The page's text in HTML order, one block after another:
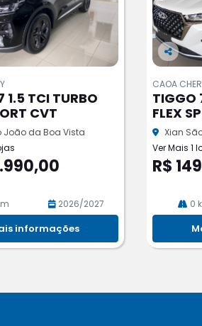
1.5 TCI TURBO
CVT
João da Boa Vista
2026/2027
informações
Co
pa
rtil
he
CAOA
TIGGO
FLEX
Xian
Ver Mais 1
R$
0